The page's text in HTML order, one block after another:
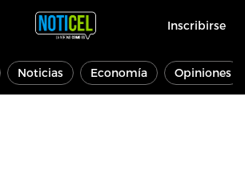
Inscribirse
Noticias Economía Opiniones